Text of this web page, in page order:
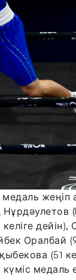
медаль
Оралбай
(51
медаль